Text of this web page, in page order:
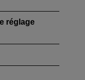
réglage